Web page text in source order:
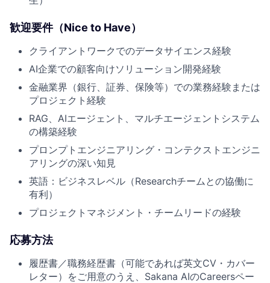
歓迎要件（Nice to Have）
クライアントワークでのデータサイエンス経験
AI企業での顧客向けソリューション開発経験
金融業界（銀行、証券、保険等）での業務経験または
プロジェクト経験
RAG、AIエージェント、マルチエージェントシステム
の構築経験
プロンプトエンジニアリング・コンテクストエンジニ
アリングの深い知見
英語：ビジネスレベル（Researchチームとの協働に
有利）
プロジェクトマネジメント・チームリードの経験
応募方法
履歴書／職務経歴書（可能であれば英文CV・カバー
レター）をご用意のうえ、Sakana AIのCareersペー